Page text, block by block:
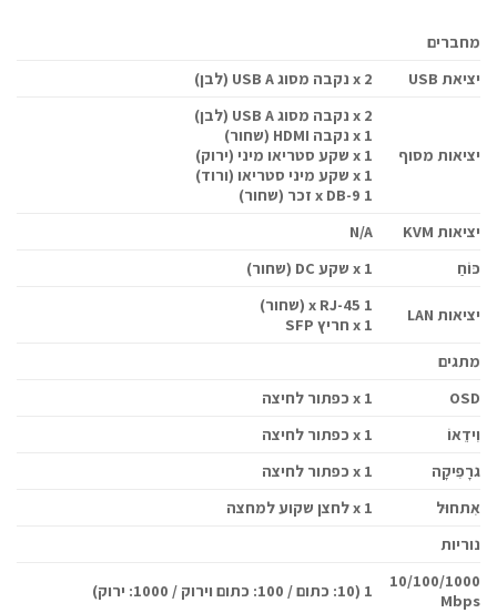
מחברים
יציאת USB
2 x נקבה מסוג USB A (לבן)
יציאות מסוף
2 x נקבה מסוג USB A (לבן)
1 x נקבה HDMI (שחור)
1 x שקע סטריאו מיני (ירוק)
1 x שקע מיני סטריאו (ורוד)
1 x DB-9 זכר (שחור)
יציאות KVM
N/A
כּוֹחַ
1 x שקע DC (שחור)
יציאות LAN
1 x RJ-45 (שחור)
1 x חריץ SFP
מתגים
OSD
1 x כפתור לחיצה
וִידֵאוֹ
1 x כפתור לחיצה
גרָפִיקָה
1 x כפתור לחיצה
אִתחוּל
1 x לחצן שקוע למחצה
נוריות
10/100/1000
Mbps
1 (10: כתום / 100: כתום וירוק / 1000: ירוק)